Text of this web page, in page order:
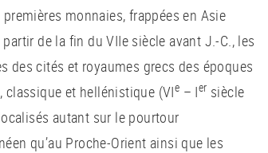
monnaies, frappées en Asie
de la fin du VIIe siècle avant J.-C., les
des cités et royaumes grecs des époques
classique et hellénistique (VIe – Ier siècle
autant sur le pourtour
qu’au Proche-Orient ainsi que les